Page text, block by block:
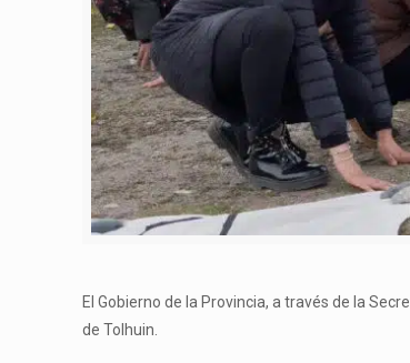
El Gobierno de la Provincia, a través de la
de Tolhuin.